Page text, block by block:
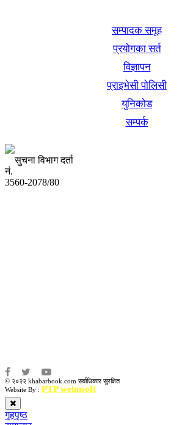
सम्पादक समूह
प्रयोगका सर्त
विज्ञापन
प्राइभेसी पोलिसी
युनिकोड
सम्पर्क
सुचना विभाग दर्ता
नं.
3560-2078/80
© २०२२ khabarbook.com सर्वाधिकार सुरक्षित
Website By : PTP webnsoft
गृहपृष्ठ